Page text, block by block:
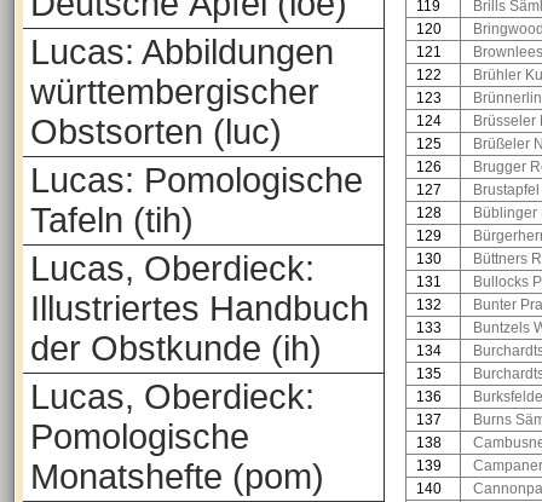
Lucas: Abbildungen
württembergischer
Obstsorten (luc)
Lucas: Pomologische
Tafeln (tih)
Lucas, Oberdieck:
Illustriertes Handbuch
der Obstkunde (ih)
Lucas, Oberdieck:
Pomologische
Monatshefte (pom)
119
Brills
120
121
122
Brühler
123
124
Brüsseler
125
Brüßeler
126
Brugger
127
Brustapfel
128
Büblinger
129
130
Büttners
131
Bullocks
132
Bunter
133
Buntzels
134
135
136
137
Burns
138
139
Campaner
140